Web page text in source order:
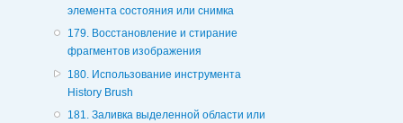
элемента состояния или снимка
179. Восстановление и стирание
фрагментов изображения
180. Использование инструмента
History Brush
181. Заливка выделенной области или